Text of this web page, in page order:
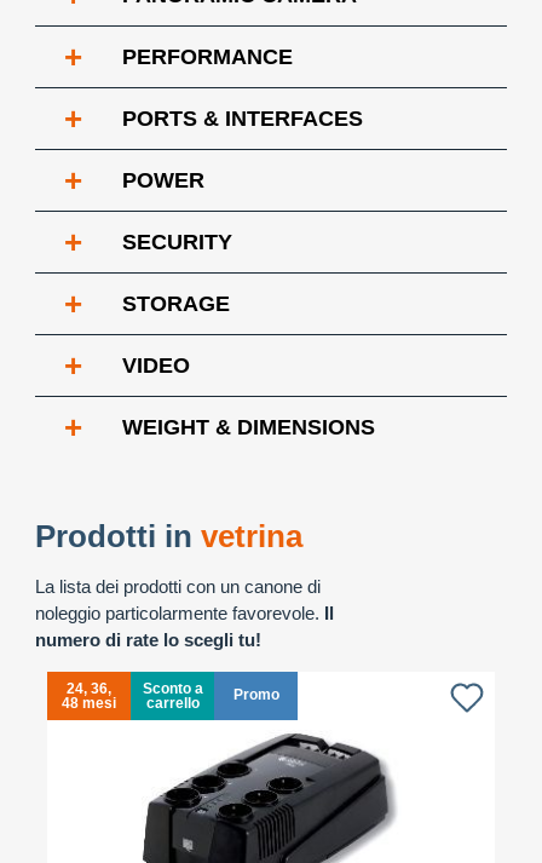
+ PERFORMANCE
+ PORTS & INTERFACES
+ POWER
+ SECURITY
+ STORAGE
+ VIDEO
+ WEIGHT & DIMENSIONS
Prodotti in vetrina
La lista dei prodotti con un canone di
noleggio particolarmente favorevole. Il
numero di rate lo scegli tu!
24, 36,
48 mesi
Sconto a
carrello
Promo